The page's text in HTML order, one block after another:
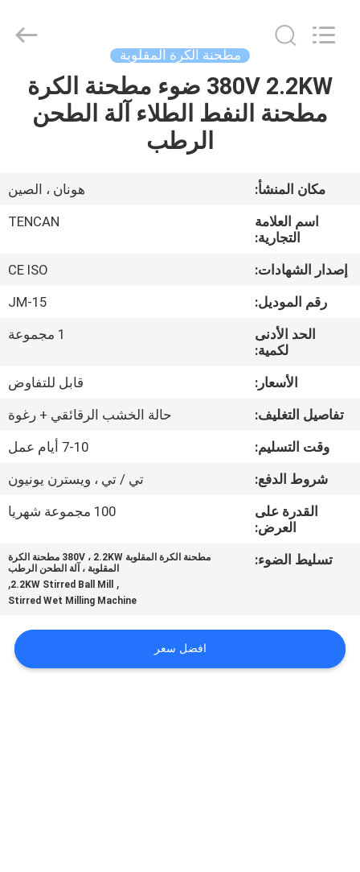
منزل،
بيت
معلومات
جولة
مراقبة
الجودة
اتصل
أخبار
اطلب
Technology
Reserved.
مطحنة الكرة المقلوبة
380V 2.2KW ضوء مطحنة الكرة
مطحنة النفط الطلاء آلة الطحن
الرطب
مكان المنشأ:
هونان ، الصين
اسم العلامة
التجارية:
TENCAN
إصدار الشهادات:
CE ISO
رقم الموديل:
JM-15
الحد الأدنى
لكمية:
1 مجموعة
الأسعار:
قابل للتفاوض
تفاصيل التغليف:
حالة الخشب الرقائقي + رغوة
وقت التسليم:
7-10 أيام عمل
شروط الدفع:
تي / تي ، ويسترن يونيون
القدرة على
العرض:
100 مجموعة شهريا
تسليط الضوء:
مطحنة الكرة المقلوبة 380V ، 2.2KW مطحنة الكرة
المقلوبة ، آلة الطحن الرطب
,
2.2KW Stirred Ball Mill
,
Stirred Wet Milling Machine
افضل سعر